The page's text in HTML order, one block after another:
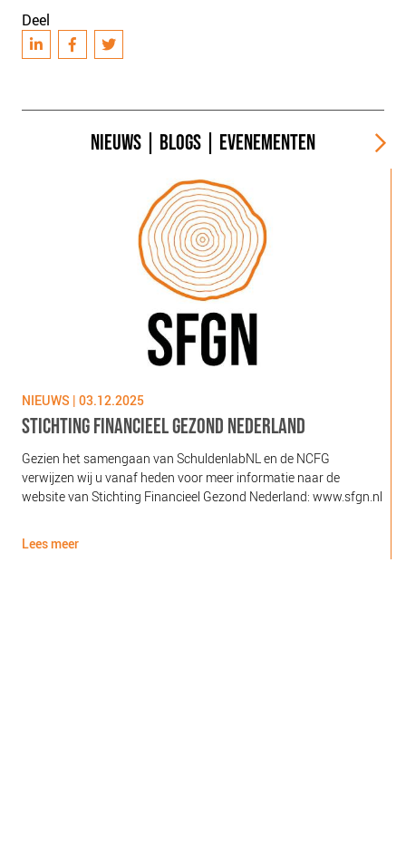
Deel
NIEUWS BLOGS EVENEMENTEN
NIEUWS | 03.12.2025
STICHTING FINANCIEEL GEZOND NEDERLAND
Gezien het samengaan van SchuldenlabNL en de NCFG
verwijzen wij u vanaf heden voor meer informatie naar de
website van Stichting Financieel Gezond Nederland: www.sfgn.nl
Lees meer